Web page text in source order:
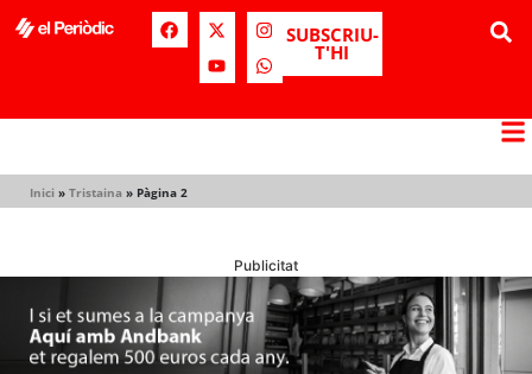
SUBSCRIU-
T'HI
Inici » Tristaina » Pàgina 2
Publicitat